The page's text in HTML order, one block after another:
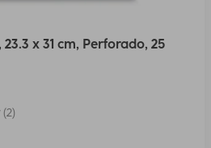
x 31 cm, Perforado, 25